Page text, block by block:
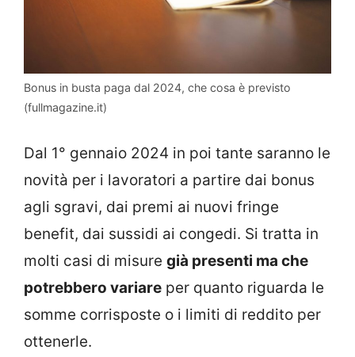
Bonus in busta paga dal 2024, che cosa è previsto
(fullmagazine.it)
Dal 1° gennaio 2024 in poi tante saranno le
novità per i lavoratori a partire dai bonus
agli sgravi, dai premi ai nuovi fringe
benefit, dai sussidi ai congedi. Si tratta in
molti casi di misure già presenti ma che
potrebbero variare per quanto riguarda le
somme corrisposte o i limiti di reddito per
ottenerle.